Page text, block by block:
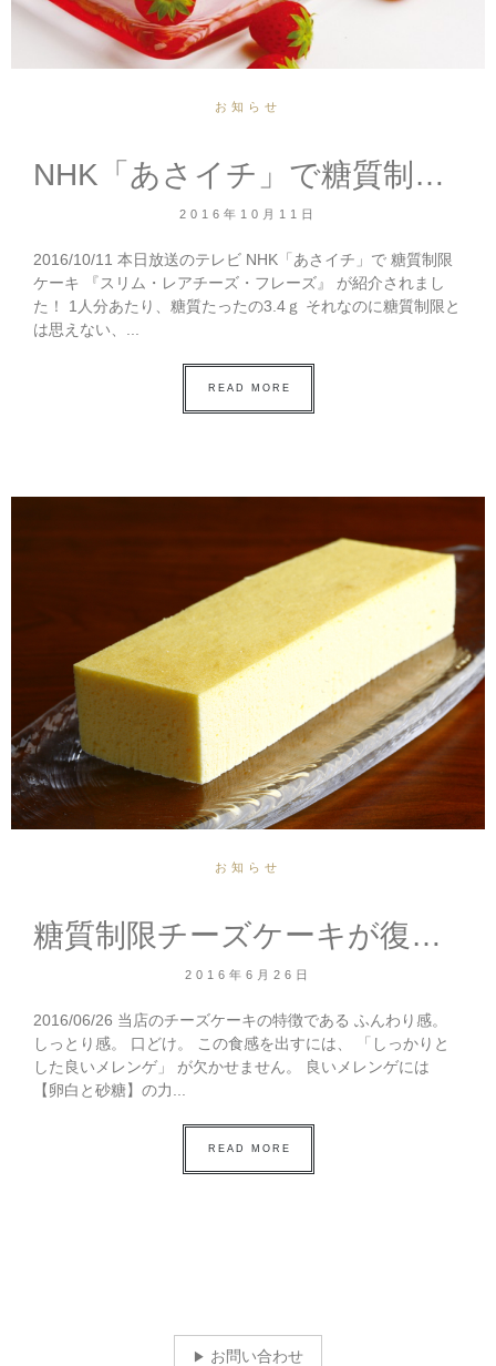
お知らせ
NHK「あさイチ」で糖質制限スイーツが紹介されました！
2016年10月11日
2016/10/11 本日放送のテレビ NHK「あさイチ」で 糖質制限
ケーキ 『スリム・レアチーズ・フレーズ』 が紹介されまし
た！ 1人分あたり、糖質たったの3.4ｇ それなのに糖質制限と
は思えない、...
READ MORE
お知らせ
糖質制限チーズケーキが復活しました
2016年6月26日
2016/06/26 当店のチーズケーキの特徴である ふんわり感。
しっとり感。 口どけ。 この食感を出すには、 「しっかりと
した良いメレンゲ」 が欠かせません。 良いメレンゲには
【卵白と砂糖】の力...
READ MORE
お問い合わせ